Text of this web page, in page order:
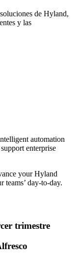
de Hyland,
y las
automation
enterprise
your Hyland
teams’ day-to-day.
trimestre